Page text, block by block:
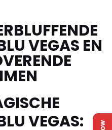
VEGAS EN
VEGAS: